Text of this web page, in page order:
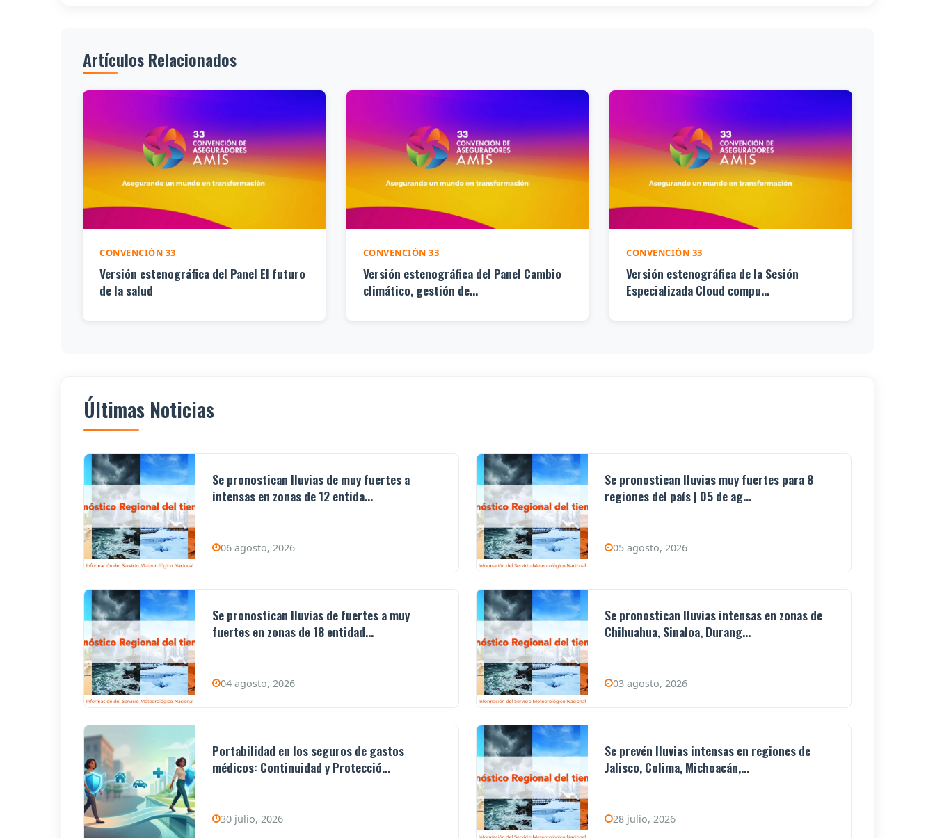
Artículos Relacionados
CONVENCIÓN 33
Versión estenográfica del Panel El futuro
de la salud
CONVENCIÓN 33
Versión estenográfica del Panel Cambio
climático, gestión de...
CONVENCIÓN 33
Versión estenográfica de la Sesión
Especializada Cloud compu...
Últimas Noticias
Se pronostican lluvias de muy fuertes a
intensas en zonas de 12 entida...
06 agosto, 2026
Se pronostican lluvias muy fuertes para 8
regiones del país | 05 de ag...
05 agosto, 2026
Se pronostican lluvias de fuertes a muy
fuertes en zonas de 18 entidad...
04 agosto, 2026
Se pronostican lluvias intensas en zonas de
Chihuahua, Sinaloa, Durang...
03 agosto, 2026
Portabilidad en los seguros de gastos
médicos: Continuidad y Protecció...
30 julio, 2026
Se prevén lluvias intensas en regiones de
Jalisco, Colima, Michoacán,...
28 julio, 2026